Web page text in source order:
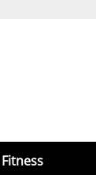
Fitness